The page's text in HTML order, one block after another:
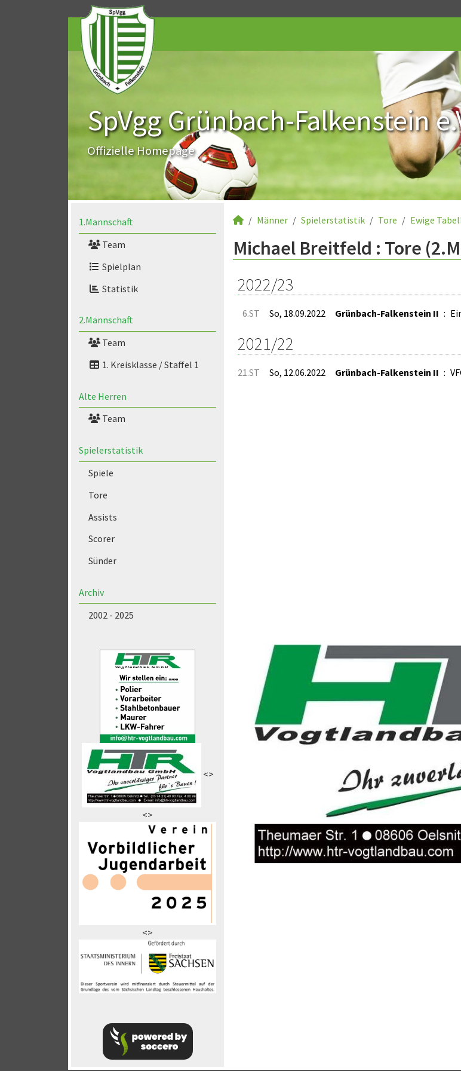
SpVgg Grünbach-Falkenstein
Offizielle Homepage
1.Mannschaft
Team
Spielplan
Statistik
2.Mannschaft
Team
1. Kreisklasse / Staffel 1
Alte Herren
Team
Spielerstatistik
Spiele
Tore
Assists
Scorer
Sünder
Archiv
2002 - 2025
<>
<>
<>
Männer Spielerstatistik Tore Ewige
Michael Breitfeld : Tore
2022/23
6.ST So, 18.09.2022 Grünbach-Falkenstein II :
2021/22
21.ST So, 12.06.2022 Grünbach-Falkenstein II :